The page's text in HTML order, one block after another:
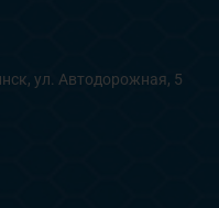
ул. Автодорожная, 5